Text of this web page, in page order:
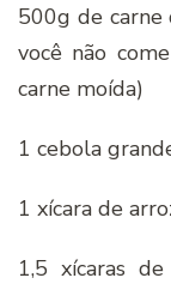
500g de carne
você não
carne moída)
1 cebola
1 xícara de
1,5 xícaras